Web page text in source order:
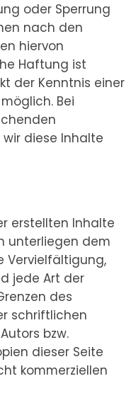
oder Sperrung
nach den
hiervon
Haftung ist
der Kenntnis einer
Bei
diese Inhalte
erstellten Inhalte
unterliegen dem
Vervielfältigung,
jede Art der
des
schriftlichen
bzw.
dieser Seite
kommerziellen